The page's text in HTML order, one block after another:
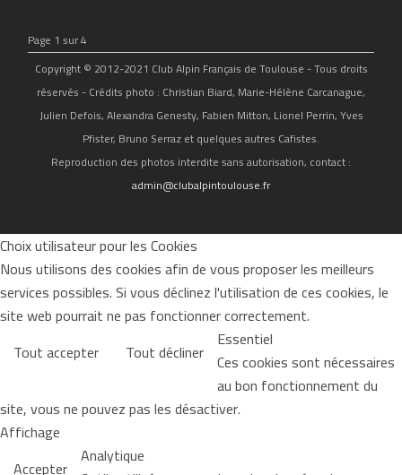
Page 1 sur 4
Copyright © 2012-2021 Club Alpin Français de Toulouse - Tous droits
réservés - Crédits photo : Christian Biard, Marie-Hélène Carcanague,
Julien Defois, Alexandra Genesty, Fabien Mitton, Lionel Perrin, Yves
Pfister, Bruno Serraz et quelques autres Cafistes.
Reproduction des photos interdite sans autorisation, contact :
admin@clubalpintoulouse.fr
Choix utilisateur pour les Cookies
Nous utilisons des cookies afin de vous proposer les meilleurs
services possibles. Si vous déclinez l'utilisation de ces cookies, le
site web pourrait ne pas fonctionner correctement.
Tout accepter
Tout décliner Essentiel
Ces cookies sont nécessaires
au bon fonctionnement du
site, vous ne pouvez pas les désactiver.
Affichage
Accepter Analytique